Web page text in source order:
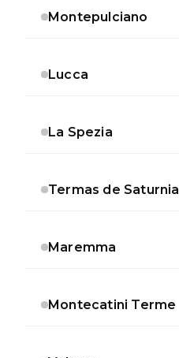
Montepulciano
Lucca
La Spezia
Termas de Saturnia
Maremma
Montecatini Terme